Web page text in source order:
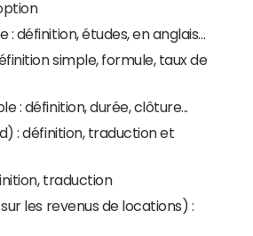
définition, études, en anglais...
simple, formule, taux de
: définition, durée, clôture...
: définition, traduction et
traduction
les revenus de locations) :